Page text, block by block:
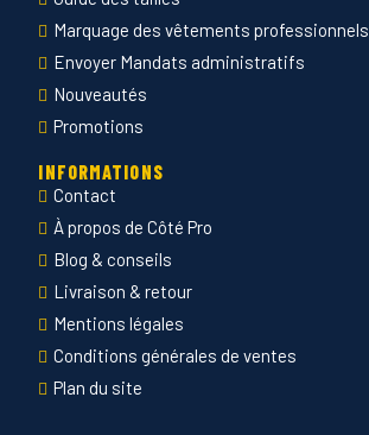
Marquage des vêtements professionnels
Envoyer Mandats administratifs
Nouveautés
Promotions
INFORMATIONS
Contact
À propos de Côté Pro
Blog & conseils
Livraison & retour
Mentions légales
Conditions générales de ventes
Plan du site